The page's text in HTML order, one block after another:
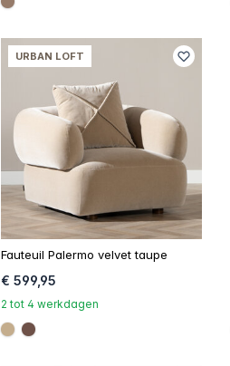
#967b6a
URBAN LOFT
Fauteuil Palermo velvet taupe
€ 599,95
2 tot 4 werkdagen
#c4ad8d
#6e5148